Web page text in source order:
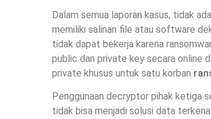
Dalam semua laporan kasus, tidak
memiliki salinan file atau software
tidak dapat bekerja karena
public dan private key secara online
private khusus untuk satu korban
Penggunaan decryptor pihak
tidak bisa menjadi solusi data